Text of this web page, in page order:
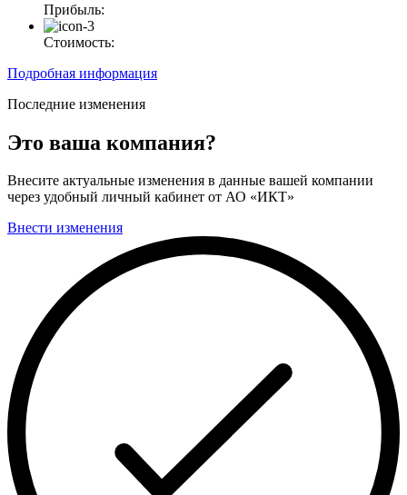
Прибыль:
Стоимость:
Подробная информация
Последние изменения
Это ваша компания?
Внесите актуальные изменения в данные вашей компании
через удобный личный кабинет от АО «ИКТ»
Внести изменения